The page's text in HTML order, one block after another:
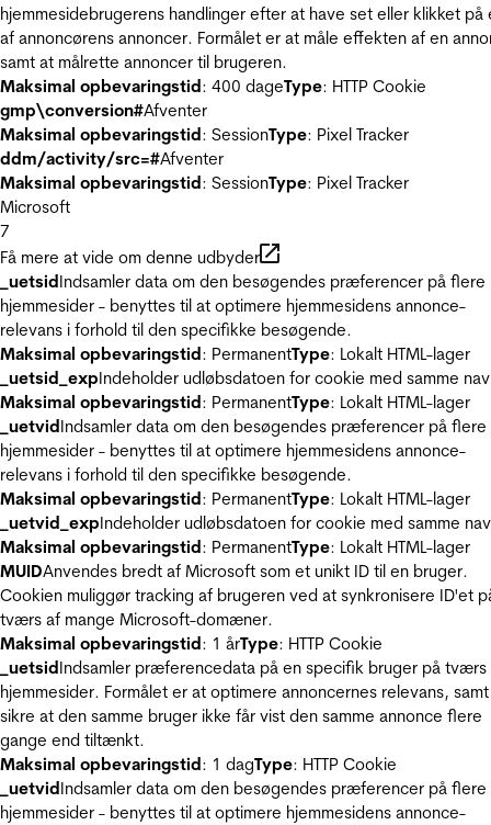
hjemmesidebrugerens handlinger efter at have set eller klikket på
af annoncørens annoncer. Formålet er at måle effekten af en
samt at målrette annoncer til brugeren.
Maksimal opbevaringstid: 400 dageType: HTTP Cookie
gmp\conversion#Afventer
Maksimal opbevaringstid: SessionType: Pixel Tracker
ddm/activity/src=#Afventer
Maksimal opbevaringstid: SessionType: Pixel Tracker
Microsoft
7
Få mere at vide om denne udbyder
_uetsidIndsamler data om den besøgendes præferencer på flere
hjemmesider - benyttes til at optimere hjemmesidens annonce-
relevans i forhold til den specifikke besøgende.
Maksimal opbevaringstid: PermanentType: Lokalt HTML-lager
_uetsid_expIndeholder udløbsdatoen for cookie med samme
Maksimal opbevaringstid: PermanentType: Lokalt HTML-lager
_uetvidIndsamler data om den besøgendes præferencer på flere
hjemmesider - benyttes til at optimere hjemmesidens annonce-
relevans i forhold til den specifikke besøgende.
Maksimal opbevaringstid: PermanentType: Lokalt HTML-lager
_uetvid_expIndeholder udløbsdatoen for cookie med samme
Maksimal opbevaringstid: PermanentType: Lokalt HTML-lager
MUIDAnvendes bredt af Microsoft som et unikt ID til en bruger.
Cookien muliggør tracking af brugeren ved at synkronisere ID'et
tværs af mange Microsoft-domæner.
Maksimal opbevaringstid: 1 årType: HTTP Cookie
_uetsidIndsamler præferencedata på en specifik bruger på tværs
hjemmesider. Formålet er at optimere annoncernes relevans, samt
sikre at den samme bruger ikke får vist den samme annonce flere
gange end tiltænkt.
Maksimal opbevaringstid: 1 dagType: HTTP Cookie
_uetvidIndsamler data om den besøgendes præferencer på flere
hjemmesider - benyttes til at optimere hjemmesidens annonce-